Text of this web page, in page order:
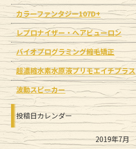
カラーファンタジー107D+
レプロナイザー・ヘアビューロン
バイオプログラミング縮毛矯正
超濃縮水素水原液プリモエイチプラス
波動スピーカー
投稿日カレンダー
2019年7月